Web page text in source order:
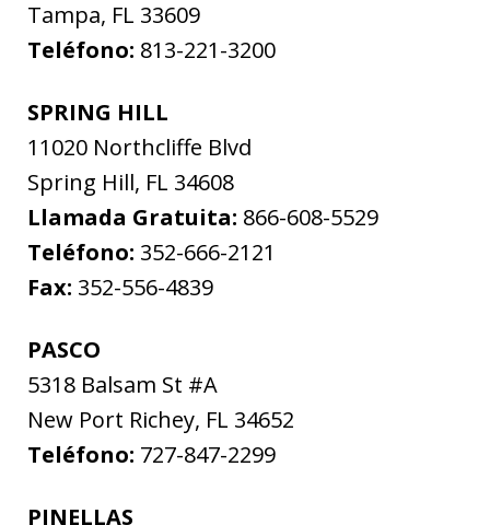
Tampa, FL 33609
Teléfono: 813-221-3200
SPRING HILL
11020 Northcliffe Blvd
Spring Hill, FL 34608
Llamada Gratuita: 866-608-5529
Teléfono: 352-666-2121
Fax: 352-556-4839
PASCO
5318 Balsam St #A
New Port Richey, FL 34652
Teléfono: 727-847-2299
PINELLAS